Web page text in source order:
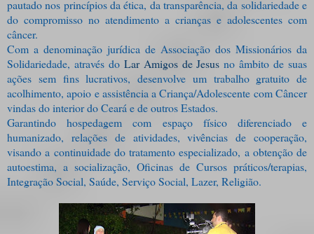
pautado nos princípios da ética, da transparência, da solidariedade e
do compromisso no atendimento a crianças e adolescentes com
câncer.
Com a denominação jurídica de Associação dos Missionários da
Solidariedade, através do Lar Amigos de Jesus no âmbito de suas
ações sem fins lucrativos, desenvolve um trabalho gratuito de
acolhimento, apoio e assistência a Criança/Adolescente com Câncer
vindas do interior do Ceará e de outros Estados.
Garantindo hospedagem com espaço físico diferenciado e
humanizado, relações de atividades, vivências de cooperação,
visando a continuidade do tratamento especializado, a obtenção de
autoestima, a socialização, Oficinas de Cursos práticos/terapias,
Integração Social, Saúde, Serviço Social, Lazer, Religião.